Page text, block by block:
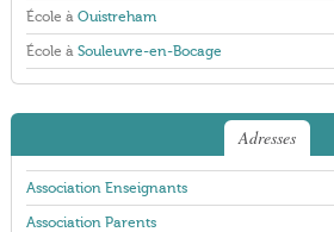
École à Ouistreham
École à Souleuvre-en-Bocage
Adresses
Association Enseignants
Association Parents